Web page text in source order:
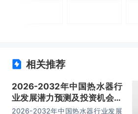
相关推荐
2026-2032年中国热水器行
业发展潜力预测及投资机会洞
察报告
2026-2032年中国热水器行业发展